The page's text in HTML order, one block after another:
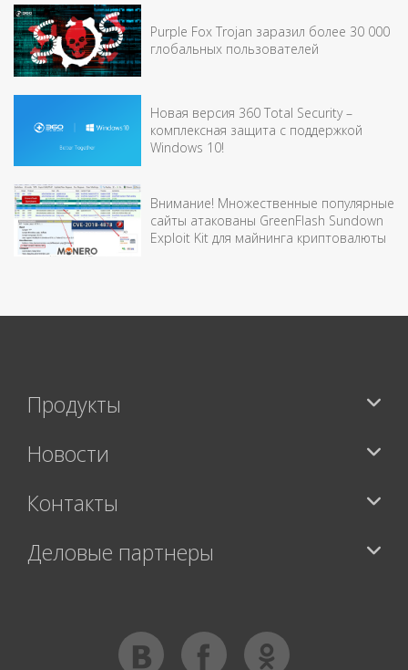
Purple Fox Trojan заразил более 30 000
глобальных пользователей
Новая версия 360 Total Security –
комплексная защита c поддержкой
Windows 10!
Внимание! Множественные популярные
сайты атакованы GreenFlash Sundown
Exploit Kit для майнинга криптовалюты
Продукты
Новости
Контакты
Деловые партнеры